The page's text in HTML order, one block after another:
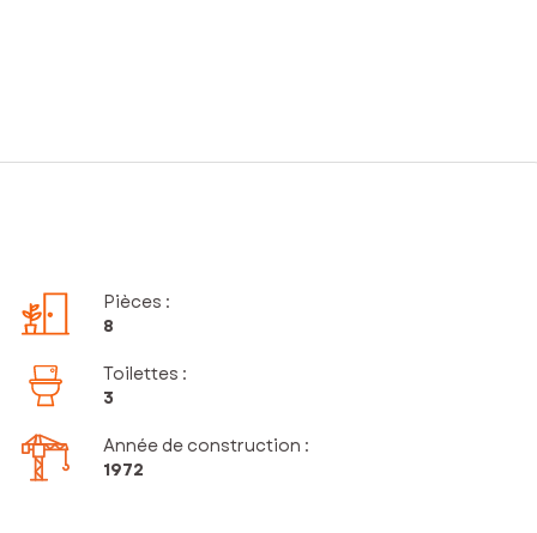
Pièces :
8
Toilettes :
3
Année de construction :
1972